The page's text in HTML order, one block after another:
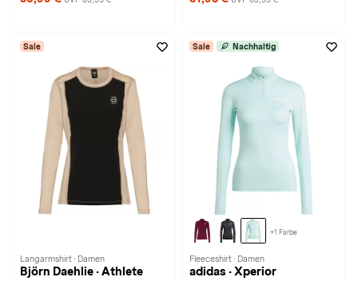
Sale
Langarmshirt · Damen
Björn Daehlie · Athlete
Sale Nachhaltig
+1 Farbe
Fleeceshirt · Damen
adidas · Xperior